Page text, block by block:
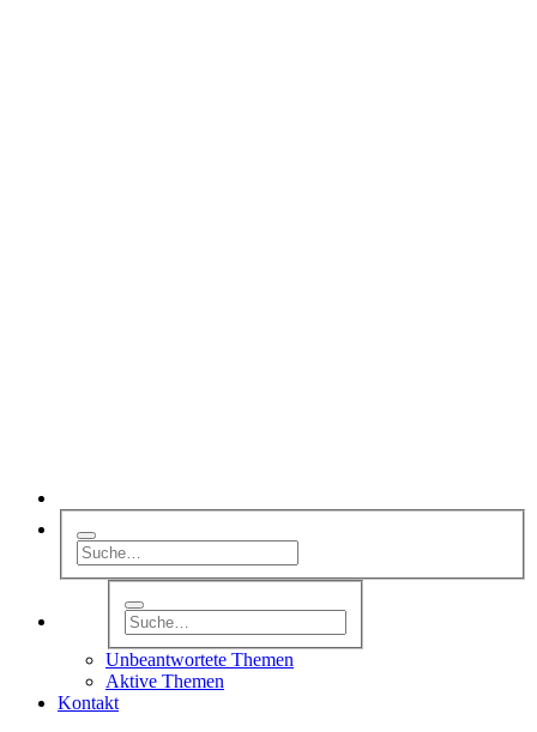
Unbeantwortete Themen
Aktive Themen
Kontakt